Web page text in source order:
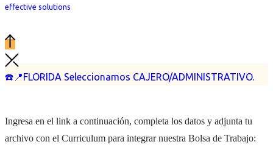
☎️📍FLORIDA Seleccionamos CAJERO/ADMINISTRATIVO.
effective solutions
Ingresa en el link a continuación, completa los datos y adjunta tu
archivo con el Curriculum para integrar nuestra Bolsa de Trabajo: